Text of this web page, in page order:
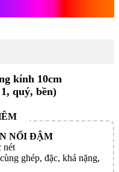
kính 10cm
quý, bền)
NỔI ĐẬM
nét
ghép, đặc, khá nặng,